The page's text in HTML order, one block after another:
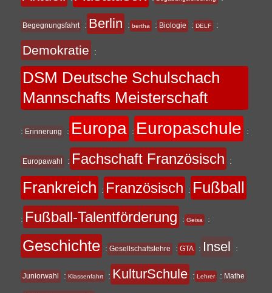
Begegnungsfahrt : Berlin : bertha : Biologie : DELF :
Demokratie :
DSM Deutsche Schulschach
Mannschafts Meisterschaft
: Erinnerung : Europa : Europaschule :
Europawahl : Fachschaft Französisch :
Frankreich : Französisch : Fußball
: Fußball-Talentförderung : Geisa :
Geschichte : Gesellschaftslehre : GTA : Insel :
Juniorwahl : Klassenfahrt : KulturSchule : Lehrer : Mathe